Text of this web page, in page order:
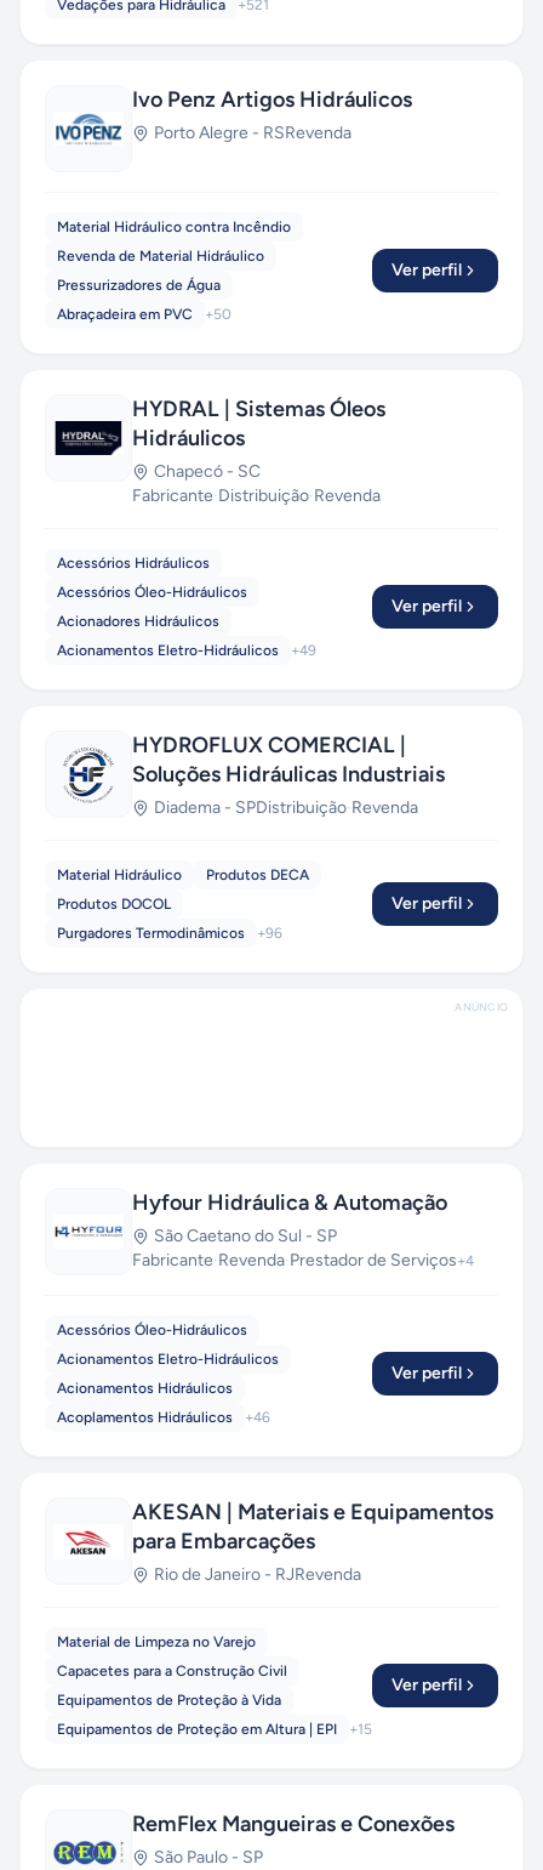
Vedações para Hidráulica +521
Ivo Penz Artigos Hidráulicos
Porto Alegre - RSRevenda
Material Hidráulico contra Incêndio
Revenda de Material Hidráulico
Pressurizadores de Água
Abraçadeira em PVC
+50
Ver perfil
HYDRAL | Sistemas Óleos
Hidráulicos
Chapecó - SC
Fabricante·Distribuição·Revenda
Acessórios Hidráulicos
Acessórios Óleo-Hidráulicos
Acionadores Hidráulicos
Acionamentos Eletro-Hidráulicos
+49
Ver perfil
HYDROFLUX COMERCIAL |
Soluções Hidráulicas Industriais
Diadema - SPDistribuição·Revenda
Material Hidráulico
Produtos DECA
Produtos DOCOL
Purgadores Termodinâmicos
+96
Ver perfil
ANÚNCIO
Hyfour Hidráulica & Automação
São Caetano do Sul - SP
Fabricante·Revenda·Prestador de Serviços+4
Acessórios Óleo-Hidráulicos
Acionamentos Eletro-Hidráulicos
Acionamentos Hidráulicos
Acoplamentos Hidráulicos
+46
Ver perfil
AKESAN | Materiais e Equipamentos
para Embarcações
Rio de Janeiro - RJRevenda
Material de Limpeza no Varejo
Capacetes para a Construção Civil
Equipamentos de Proteção à Vida
Equipamentos de Proteção em Altura | EPI
+15
Ver perfil
RemFlex Mangueiras e Conexões
São Paulo - SP